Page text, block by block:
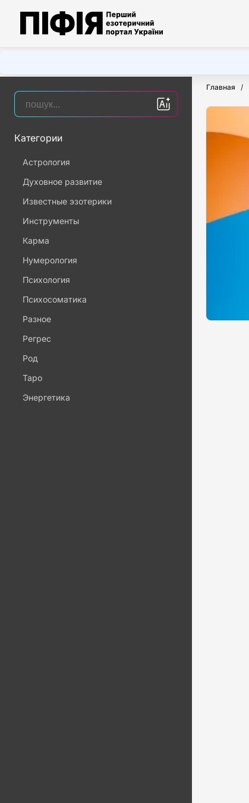
Главная
Категории
Астрология
Духовное развитие
Известные эзотерики
Инструменты
Карма
Нумерология
Психология
Психосоматика
Разное
Регрес
Род
Таро
Энергетика